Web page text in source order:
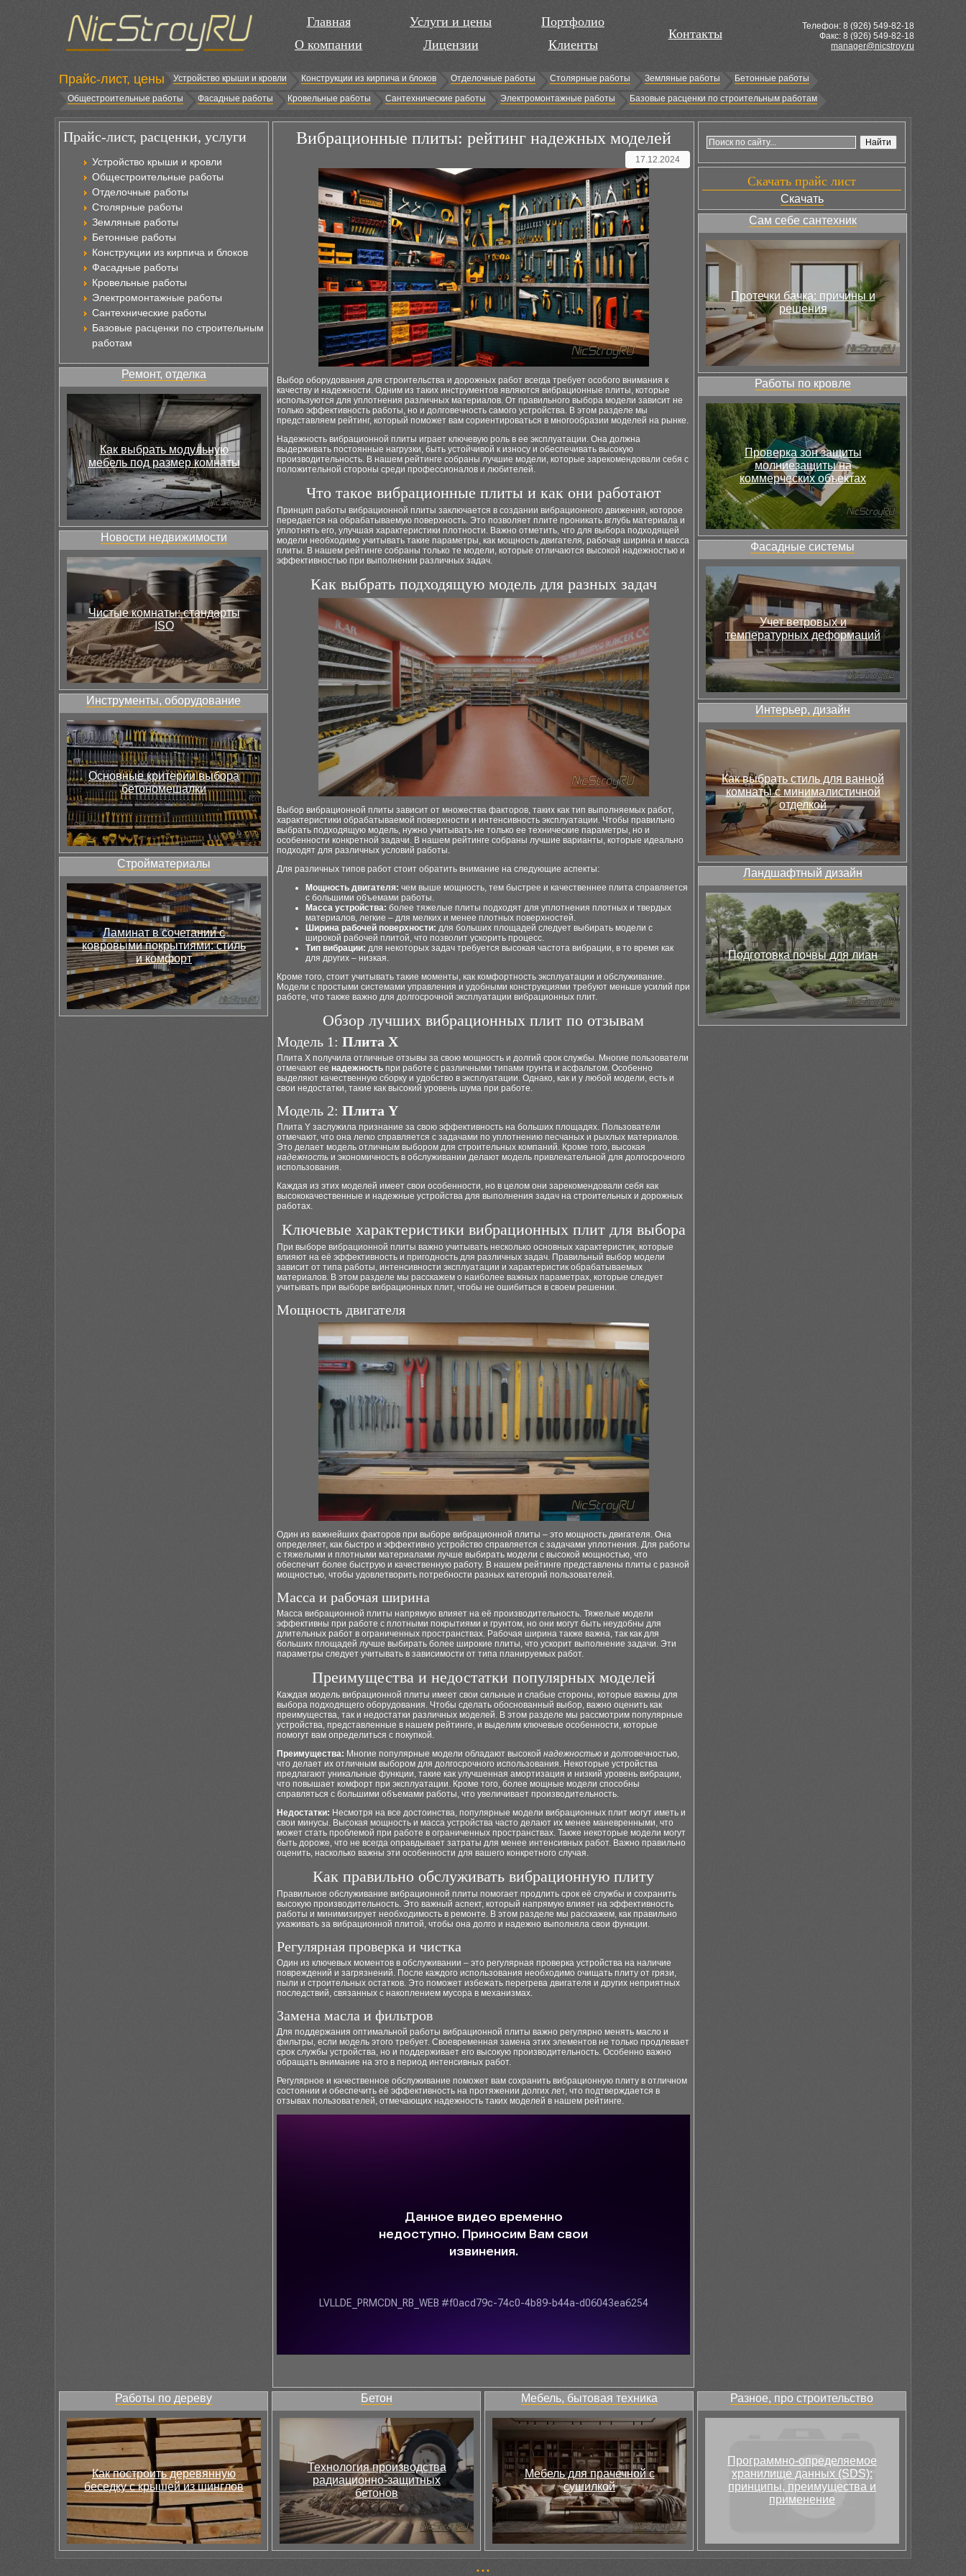
Главная
О компании
Услуги и цены
Лицензии
Портфолио
Клиенты
Контакты
Телефон: 8 (926) 549-82-18
Факс: 8 (926) 549-82-18
manager@nicstroy.ru
Прайс-лист, цены Устройство крыши и кровли Конструкции из кирпича и блоков Отделочные работы Столярные работы Земляные работы
Бетонные работы
Общестроительные работы
Фасадные работы Кровельные работы Сантехнические работы Электромонтажные работы Базовые расценки по строительным работам
Прайс-лист, расценки, услуги
Устройство крыши и кровли
Общестроительные работы
Отделочные работы
Столярные работы
Земляные работы
Бетонные работы
Конструкции из кирпича и блоков
Фасадные работы
Кровельные работы
Электромонтажные работы
Сантехнические работы
Базовые расценки по строительным
работам
Ремонт, отделка
Как выбрать модульную
мебель под размер комнаты
Новости недвижимости
Чистые комнаты: стандарты
ISO
Инструменты, оборудование
Основные критерии выбора
бетономешалки
Стройматериалы
Ламинат в сочетании с
ковровыми покрытиями: стиль
и комфорт
Вибрационные плиты: рейтинг надежных моделей
17.12.2024
Выбор оборудования для строительства и дорожных работ всегда требует особого внимания к
качеству и надежности. Одним из таких инструментов являются вибрационные плиты, которые
используются для уплотнения различных материалов. От правильного выбора модели зависит не
только эффективность работы, но и долговечность самого устройства. В этом разделе мы
представляем рейтинг, который поможет вам сориентироваться в многообразии моделей на рынке.
Надежность вибрационной плиты играет ключевую роль в ее эксплуатации. Она должна
выдерживать постоянные нагрузки, быть устойчивой к износу и обеспечивать высокую
производительность. В нашем рейтинге собраны лучшие модели, которые зарекомендовали себя с
положительной стороны среди профессионалов и любителей.
Что такое вибрационные плиты и как они работают
Принцип работы вибрационной плиты заключается в создании вибрационного движения, которое
передается на обрабатываемую поверхность. Это позволяет плите проникать вглубь материала и
уплотнять его, улучшая характеристики плотности. Важно отметить, что для выбора подходящей
модели необходимо учитывать такие параметры, как мощность двигателя, рабочая ширина и масса
плиты. В нашем рейтинге собраны только те модели, которые отличаются высокой надежностью и
эффективностью при выполнении различных задач.
Как выбрать подходящую модель для разных задач
Выбор вибрационной плиты зависит от множества факторов, таких как тип выполняемых работ,
характеристики обрабатываемой поверхности и интенсивность эксплуатации. Чтобы правильно
выбрать подходящую модель, нужно учитывать не только ее технические параметры, но и
особенности конкретной задачи. В нашем рейтинге собраны лучшие варианты, которые идеально
подходят для различных условий работы.
Для различных типов работ стоит обратить внимание на следующие аспекты:
Мощность двигателя: чем выше мощность, тем быстрее и качественнее плита справляется
с большими объемами работы.
Масса устройства: более тяжелые плиты подходят для уплотнения плотных и твердых
материалов, легкие – для мелких и менее плотных поверхностей.
Ширина рабочей поверхности: для больших площадей следует выбирать модели с
широкой рабочей плитой, что позволит ускорить процесс.
Тип вибрации: для некоторых задач требуется высокая частота вибрации, в то время как
для других – низкая.
Кроме того, стоит учитывать такие моменты, как комфортность эксплуатации и обслуживание.
Модели с простыми системами управления и удобными конструкциями требуют меньше усилий при
работе, что также важно для долгосрочной эксплуатации вибрационных плит.
Обзор лучших вибрационных плит по отзывам
Модель 1: Плита X
Плита X получила отличные отзывы за свою мощность и долгий срок службы. Многие пользователи
отмечают ее надежность при работе с различными типами грунта и асфальтом. Особенно
выделяют качественную сборку и удобство в эксплуатации. Однако, как и у любой модели, есть и
свои недостатки, такие как высокий уровень шума при работе.
Модель 2: Плита Y
Плита Y заслужила признание за свою эффективность на больших площадях. Пользователи
отмечают, что она легко справляется с задачами по уплотнению песчаных и рыхлых материалов.
Это делает модель отличным выбором для строительных компаний. Кроме того, высокая
надежность и экономичность в обслуживании делают модель привлекательной для долгосрочного
использования.
Каждая из этих моделей имеет свои особенности, но в целом они зарекомендовали себя как
высококачественные и надежные устройства для выполнения задач на строительных и дорожных
работах.
Ключевые характеристики вибрационных плит для выбора
При выборе вибрационной плиты важно учитывать несколько основных характеристик, которые
влияют на её эффективность и пригодность для различных задач. Правильный выбор модели
зависит от типа работы, интенсивности эксплуатации и характеристик обрабатываемых
материалов. В этом разделе мы расскажем о наиболее важных параметрах, которые следует
учитывать при выборе вибрационных плит, чтобы не ошибиться в своем решении.
Мощность двигателя
Один из важнейших факторов при выборе вибрационной плиты – это мощность двигателя. Она
определяет, как быстро и эффективно устройство справляется с задачами уплотнения. Для работы
с тяжелыми и плотными материалами лучше выбирать модели с высокой мощностью, что
обеспечит более быструю и качественную работу. В нашем рейтинге представлены плиты с разной
мощностью, чтобы удовлетворить потребности разных категорий пользователей.
Масса и рабочая ширина
Масса вибрационной плиты напрямую влияет на её производительность. Тяжелые модели
эффективны при работе с плотными покрытиями и грунтом, но они могут быть неудобны для
длительных работ в ограниченных пространствах. Рабочая ширина также важна, так как для
больших площадей лучше выбирать более широкие плиты, что ускорит выполнение задачи. Эти
параметры следует учитывать в зависимости от типа планируемых работ.
Преимущества и недостатки популярных моделей
Каждая модель вибрационной плиты имеет свои сильные и слабые стороны, которые важны для
выбора подходящего оборудования. Чтобы сделать обоснованный выбор, важно оценить как
преимущества, так и недостатки различных моделей. В этом разделе мы рассмотрим популярные
устройства, представленные в нашем рейтинге, и выделим ключевые особенности, которые
помогут вам определиться с покупкой.
Преимущества: Многие популярные модели обладают высокой надежностью и долговечностью,
что делает их отличным выбором для долгосрочного использования. Некоторые устройства
предлагают уникальные функции, такие как улучшенная амортизация и низкий уровень вибрации,
что повышает комфорт при эксплуатации. Кроме того, более мощные модели способны
справляться с большими объемами работы, что увеличивает производительность.
Недостатки: Несмотря на все достоинства, популярные модели вибрационных плит могут иметь и
свои минусы. Высокая мощность и масса устройства часто делают их менее маневренными, что
может стать проблемой при работе в ограниченных пространствах. Также некоторые модели могут
быть дороже, что не всегда оправдывает затраты для менее интенсивных работ. Важно правильно
оценить, насколько важны эти особенности для вашего конкретного случая.
Как правильно обслуживать вибрационную плиту
Правильное обслуживание вибрационной плиты помогает продлить срок её службы и сохранить
высокую производительность. Это важный аспект, который напрямую влияет на эффективность
работы и минимизирует необходимость в ремонте. В этом разделе мы расскажем, как правильно
ухаживать за вибрационной плитой, чтобы она долго и надежно выполняла свои функции.
Регулярная проверка и чистка
Один из ключевых моментов в обслуживании – это регулярная проверка устройства на наличие
повреждений и загрязнений. После каждого использования необходимо очищать плиту от грязи,
пыли и строительных остатков. Это поможет избежать перегрева двигателя и других неприятных
последствий, связанных с накоплением мусора в механизмах.
Замена масла и фильтров
Для поддержания оптимальной работы вибрационной плиты важно регулярно менять масло и
фильтры, если модель этого требует. Своевременная замена этих элементов не только продлевает
срок службы устройства, но и поддерживает его высокую производительность. Особенно важно
обращать внимание на это в период интенсивных работ.
Регулярное и качественное обслуживание поможет вам сохранить вибрационную плиту в отличном
состоянии и обеспечить её эффективность на протяжении долгих лет, что подтверждается в
отзывах пользователей, отмечающих надежность таких моделей в нашем рейтинге.
Скачать прайс лист
Скачать
Сам себе сантехник
Протечки бачка: причины и
решения
Работы по кровле
Проверка зон защиты
молниезащиты на
коммерческих объектах
Фасадные системы
Учет ветровых и
температурных деформаций
Интерьер, дизайн
Как выбрать стиль для ванной
комнаты с минималистичной
отделкой
Ландшафтный дизайн
Подготовка почвы для лиан
Работы по дереву
Как построить деревянную
беседку с крышей из шинглов
Бетон
Технология производства
радиационно-защитных
бетонов
Мебель, бытовая техника
Мебель для прачечной с
сушилкой
Разное, про строительство
Программно-определяемое
хранилище данных (SDS):
принципы, преимущества и
применение
• • •